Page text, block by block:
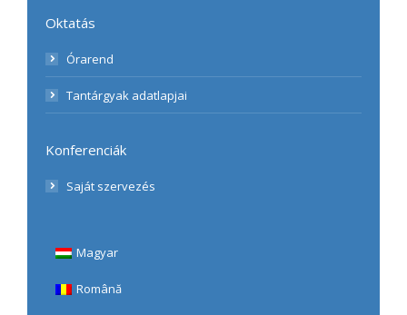
Oktatás
Órarend
Tantárgyak adatlapjai
Konferenciák
Saját szervezés
Magyar
Română